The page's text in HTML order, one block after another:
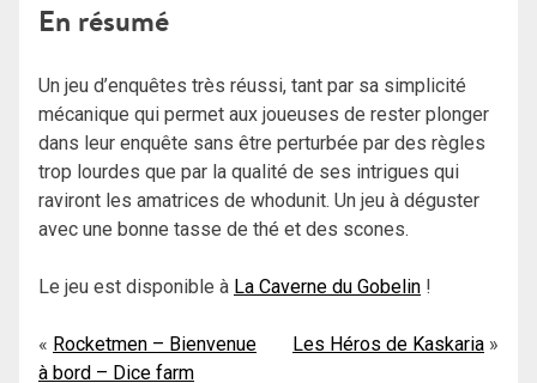
En résumé
Un jeu d’enquêtes très réussi, tant par sa simplicité
mécanique qui permet aux joueuses de rester plonger
dans leur enquête sans être perturbée par des règles
trop lourdes que par la qualité de ses intrigues qui
raviront les amatrices de whodunit. Un jeu à déguster
avec une bonne tasse de thé et des scones.
Le jeu est disponible à La Caverne du Gobelin !
Navigation
Rocketmen – Bienvenue
à bord – Dice farm
Les Héros de Kaskaria